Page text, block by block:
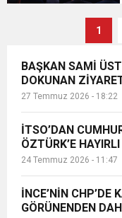
1
BAŞKAN SAMİ
DOKUNAN
27 Temmuz 2026 - 18:22
İTSO’DAN
ÖZTÜRK’E
24 Temmuz 2026 - 11:47
İNCE’NİN CHP’DE
GÖRÜNENDEN